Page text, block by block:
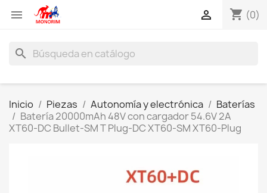
 shopping_cart (0)

search
Inicio Piezas Autonomía y electrónica
Baterías
Batería 20000mAh 48V con cargador 54.6V 2A
XT60-DC Bullet-SM T Plug-DC XT60-SM XT60-Plug